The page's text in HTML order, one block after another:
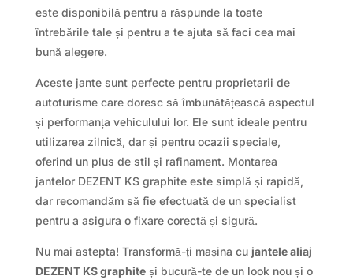
este disponibilă pentru a răspunde la toate
întrebările tale și pentru a te ajuta să faci cea mai
bună alegere.
Aceste jante sunt perfecte pentru proprietarii de
autoturisme care doresc să îmbunătățească aspectul
și performanța vehiculului lor. Ele sunt ideale pentru
utilizarea zilnică, dar și pentru ocazii speciale,
oferind un plus de stil și rafinament. Montarea
jantelor DEZENT KS graphite este simplă și rapidă,
dar recomandăm să fie efectuată de un specialist
pentru a asigura o fixare corectă și sigură.
Nu mai astepta! Transformă-ți mașina cu jantele aliaj
DEZENT KS graphiteși bucură-te de un look nou și o